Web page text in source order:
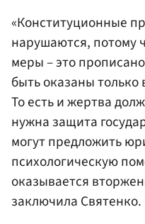
«Конституционные
нарушаются, потому
меры – это
быть оказаны
То есть и жертва
нужна защита
могут предложить
психологическую
оказывается
заключила Святенко.